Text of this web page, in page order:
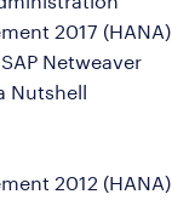
2017 (HANA)
Netweaver
Nutshell
2012 (HANA)